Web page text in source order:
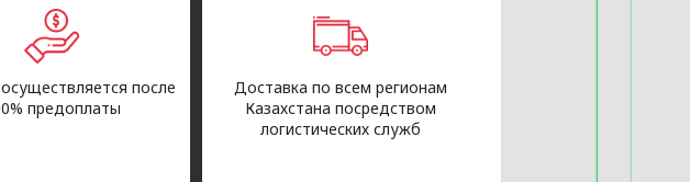
после
предоплаты
Доставка по всем регионам
Казахстана посредством
логистических служб